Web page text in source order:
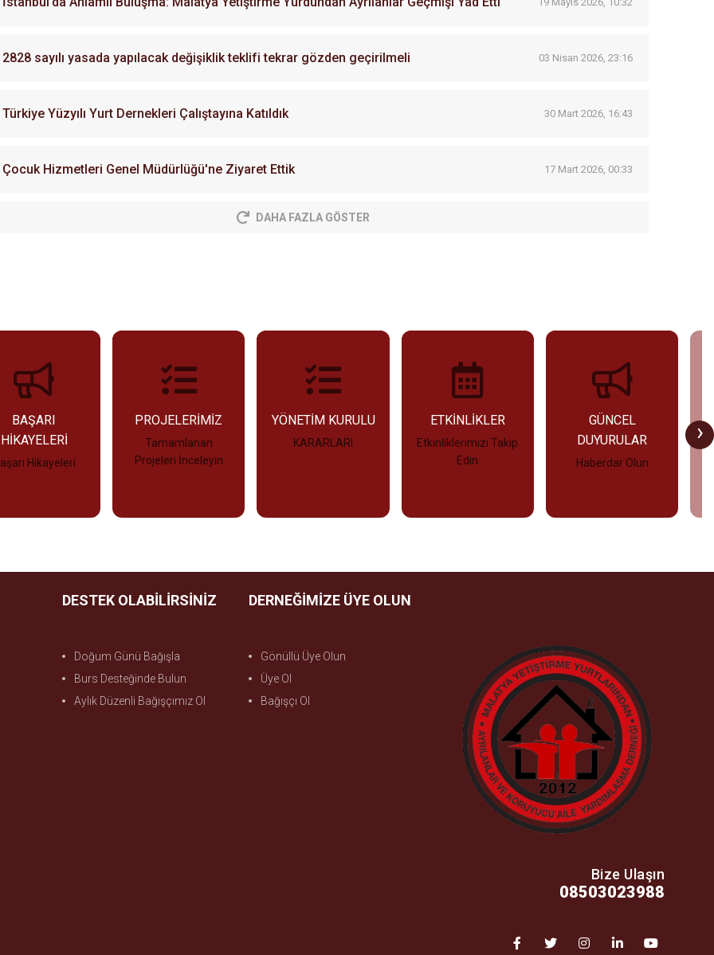
2828 sayılı yasada yapılacak değişiklik teklifi tekrar gözden geçirilmeli 03 Nisan 2026, 23:16
Türkiye Yüzyılı Yurt Dernekleri Çalıştayına Katıldık 30 Mart 2026, 16:43
Çocuk Hizmetleri Genel Müdürlüğü'ne Ziyaret Ettik 17 Mart 2026, 00:33
DAHA FAZLA GÖSTER
›
BAŞARI
HİKAYELERİ
Hikayeleri
PROJELERİMİZ
Tamamlanan
Projeleri İnceleyin
YÖNETİM KURULU
KARARLARI
ETKİNLİKLER
Etkinliklerimizi Takip
Edin
GÜNCEL
DUYURULAR
Haberdar Olun
DESTEK OLABİLİRSİNİZ
Doğum Günü Bağışla
Burs Desteğinde Bulun
Aylık Düzenli Bağışçımız Ol
DERNEĞİMİZE ÜYE OLUN
Gönüllü Üye Olun
Üye Ol
Bağışçı Ol
Bize Ulaşın
08503023988